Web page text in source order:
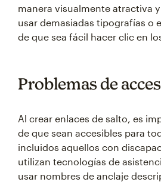
manera visualmente atractiva
usar demasiadas tipografías o
de que sea fácil hacer clic en
Problemas de
Al crear enlaces de salto, es
de que sean accesibles para
incluidos aquellos con
utilizan tecnologías de
usar nombres de anclaje